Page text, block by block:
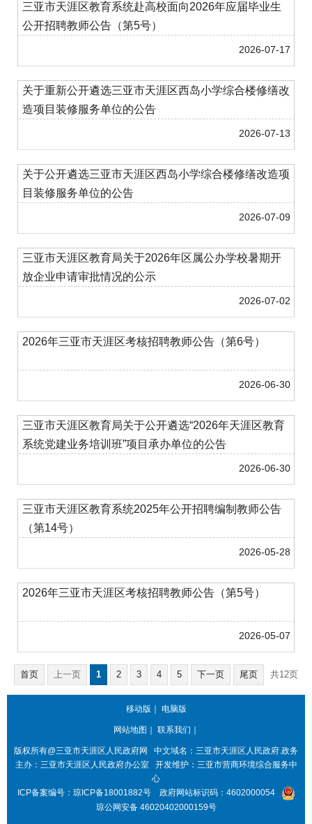
三亚市天涯区教育系统赴高校面向2026年应届毕业生
公开招聘教师公告（第5号）
2026-07-17
关于重新公开遴选三亚市天涯区西岛小学综合楼修缮改
造项目装修服务单位的公告
2026-07-13
关于公开遴选三亚市天涯区西岛小学综合楼修缮改造项
目装修服务单位的公告
2026-07-09
三亚市天涯区教育局关于2026年区属公办学校暑期开
放企业申请审批情况的公示
2026-07-02
2026年三亚市天涯区考核招聘教师公告（第6号）
2026-06-30
三亚市天涯区教育局关于公开遴选“2026年天涯区教育
系统党建业务培训班”项目承办单位的公告
2026-06-30
三亚市天涯区教育系统2025年公开招聘编制教师公告
（第14号）
2026-05-28
2026年三亚市天涯区考核招聘教师公告（第5号）
2026-05-07
首页 上一页 1 2 3 4 5 下一页 尾页 共12页
跳转至
第1页
移动版 电脑版
网站地图 联系我们
版权所有@三亚市天涯区人民政府网 中文域名： 三亚市天涯区人民政府.政务
主办：三亚市天涯区人民政府办公室
开发维护：三亚市营商环境综合服务中
心
ICP备案编号： 琼ICP备18001882号 政府网站标识码： 4602000054
琼公网安备 46020402000159号